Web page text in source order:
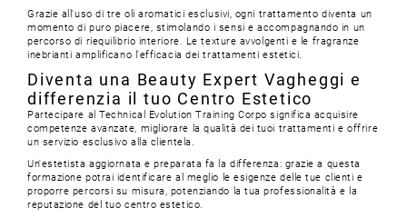
Grazie all'uso di tre oli aromatici esclusivi, ogni trattamento diventa un
momento di puro piacere, stimolando i sensi e accompagnando in un
percorso di riequilibrio interiore. Le texture avvolgenti e le fragranze
inebrianti amplificano l'efficacia dei trattamenti estetici.
Diventa una Beauty Expert Vagheggi e
differenzia il tuo Centro Estetico
Partecipare al Technical Evolution Training Corpo significa acquisire
competenze avanzate, migliorare la qualità dei tuoi trattamenti e offrire
un servizio esclusivo alla clientela.
Un'estetista aggiornata e preparata fa la differenza: grazie a questa
formazione potrai identificare al meglio le esigenze delle tue clienti e
proporre percorsi su misura, potenziando la tua professionalità e la
reputazione del tuo centro estetico.